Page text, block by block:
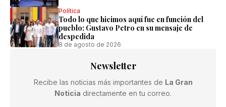
Política
Todo lo que hicimos aquí fue en función del
pueblo: Gustavo Petro en su mensaje de
despedida
8 de agosto de 2026
Newsletter
Recibe las noticias más importantes de La Gran
Noticia directamente en tu correo.